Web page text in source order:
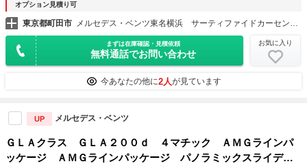
オプション見積り可
東京都町田市 メルセデス・ベンツ東名横浜 サーティファイドカーセンター （株）シュテルン世田谷
まずは在庫確認・見積依頼
無料通話でお問い合わせ
お気に入り
今あなたの他に2人が見ています
UP メルセデス・ベンツ
ＧＬＡクラス ＧＬＡ２００ｄ ４マチック ＡＭＧラインパ
ッケージ ＡＭＧラインパッケージ パノラミックスライディ